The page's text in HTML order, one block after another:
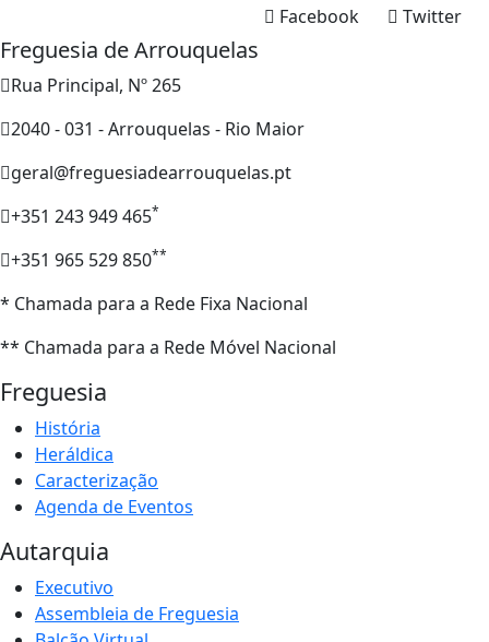
Twitter
Facebook
Freguesia de Arrouquelas
Rua Principal, Nº 265
2040 - 031 - Arrouquelas - Rio Maior
geral@freguesiadearrouquelas.pt
+351 243 949 465*
+351 965 529 850**
* Chamada para a Rede Fixa Nacional
** Chamada para a Rede Móvel Nacional
Freguesia
História
Heráldica
Caracterização
Agenda de Eventos
Autarquia
Executivo
Assembleia de Freguesia